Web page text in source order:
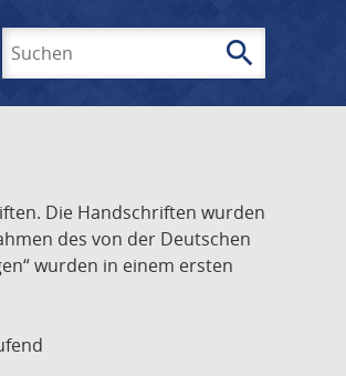
search
Die Handschriften wurden
des von der Deutschen
wurden in einem ersten